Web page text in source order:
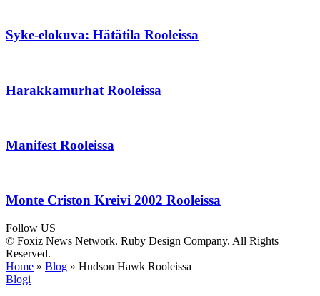
Syke-elokuva: Hätätila Rooleissa
Harakkamurhat Rooleissa
Manifest Rooleissa
Monte Criston Kreivi 2002 Rooleissa
Follow US
© Foxiz News Network. Ruby Design Company. All Rights
Reserved.
Home » Blog » Hudson Hawk Rooleissa
Blogi